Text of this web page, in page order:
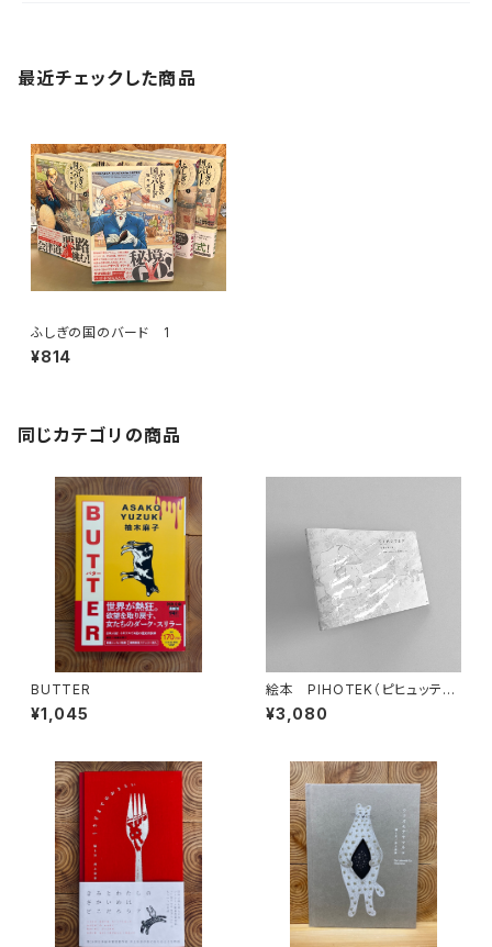
最近チェックした商品
ふしぎの国のバード 1
¥814
同じカテゴリの商品
BUTTER
¥1,045
絵本 PIHOTEK（ピヒュッティ）
北極を風と歩く
¥3,080